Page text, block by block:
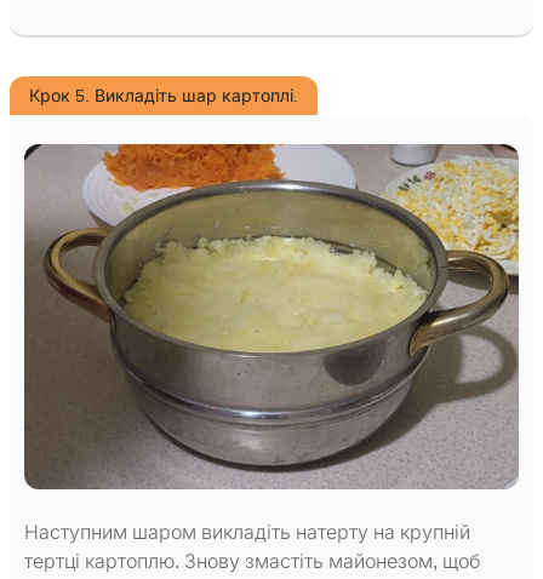
Крок 5. Викладіть шар картоплі.
Наступним шаром викладіть натерту на крупній
тертці картоплю. Знову змастіть майонезом, щоб